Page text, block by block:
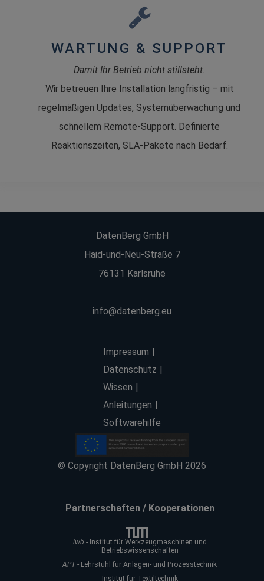
WARTUNG & SUPPORT
Damit Ihr Betrieb nicht stillsteht.
Wir betreuen Ihre Installation langfristig – mit
regelmäßigen Updates, Systemüberwachung und
schnellem Remote-Support. Definierte
Reaktionszeiten, SLA-Pakete nach Bedarf.
DatenBerg GmbH
Haid-und-Neu-Straße 7
76131 Karlsruhe
info@datenberg.eu
Impressum
Datenschutz
Wissen
Anleitungen
Softwarehilfe
© Copyright DatenBerg GmbH 2026
Partnerschaften / Kooperationen
iwb - Institut für Werkzeugmaschinen und
Betriebswissenschaften
APT- Lehrstuhl für Anlagen- und Prozesstechnik
Institut für Textiltechnik